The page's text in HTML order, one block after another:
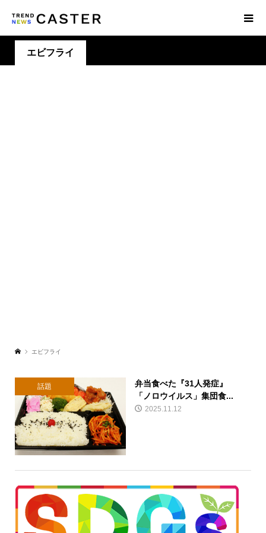
エビフライ
エビフライ
話題
弁当食べた『31人発症』
「ノロウイルス」集団食...
2025.11.12